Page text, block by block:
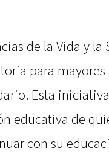
de la Vida y la
para
Esta
educativa de
con su